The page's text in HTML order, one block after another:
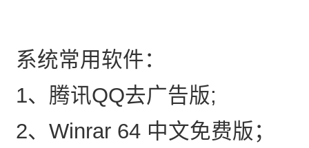
系统常用软件：
1、腾讯QQ去广告版;
2、Winrar 64 中文免费版；